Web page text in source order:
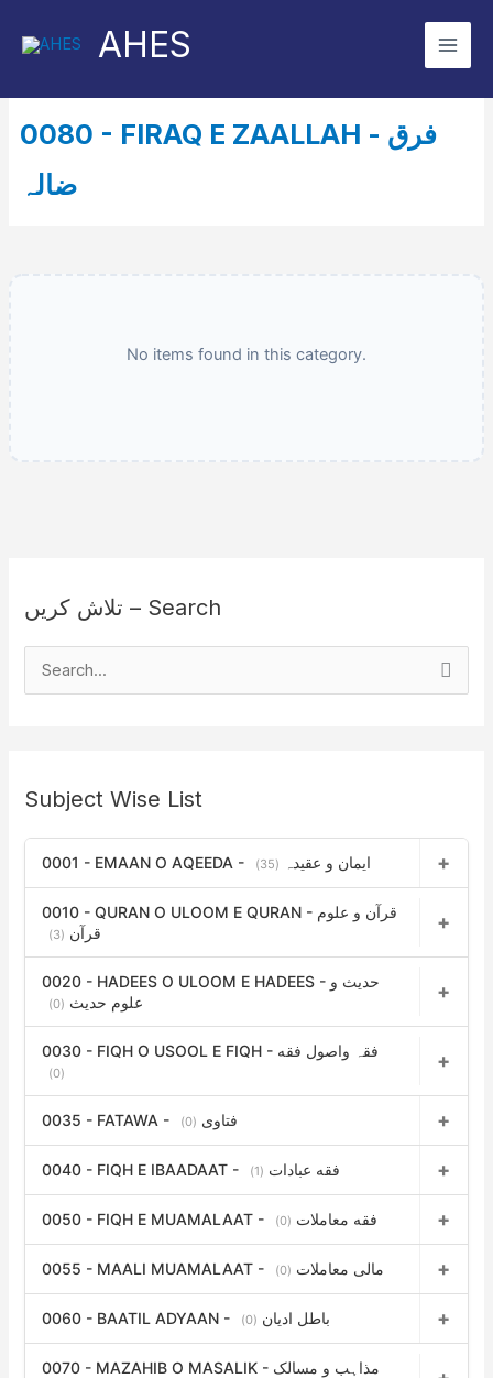
AHES
0080 - FIRAQ E ZAALLAH - فرق
ضالہ
No items found in this category.
تلاش کریں – Search
c
h
:
Subject Wise List
0001 - EMAAN O AQEEDA - ایمان و عقیدہ (35)
0010 - QURAN O ULOOM E QURAN - قرآن و علوم
قرآن (3)
0020 - HADEES O ULOOM E HADEES - حدیث و
علوم حدیث (0)
0030 - FIQH O USOOL E FIQH - فقہ واصول فقه
(0)
0035 - FATAWA - فتاوی (0)
0040 - FIQH E IBAADAAT - فقه عبادات (1)
0050 - FIQH E MUAMALAAT - فقه معاملات (0)
0055 - MAALI MUAMALAAT - مالی معاملات (0)
0060 - BAATIL ADYAAN - باطل ادیان (0)
0070 - MAZAHIB O MASALIK - مذاہب و مسالک